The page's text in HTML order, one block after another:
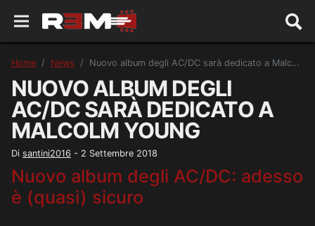
Home News Nuovo album degli AC/DC sarà dedicato a Malcolm Young
NUOVO ALBUM DEGLI
AC/DC SARÀ DEDICATO A
MALCOLM YOUNG
Di santini2016 - 2 Settembre 2018
Nuovo album degli AC/DC: adesso
è (quasi) sicuro